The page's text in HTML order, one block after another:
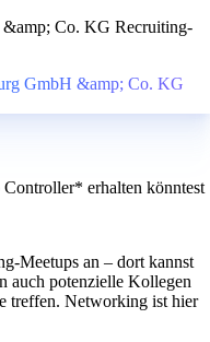
Co. KG Recruiting-
GmbH &amp; Co. KG
erhalten könntest
Meetups an – dort kannst
auch potenzielle Kollegen
treffen. Networking ist hier